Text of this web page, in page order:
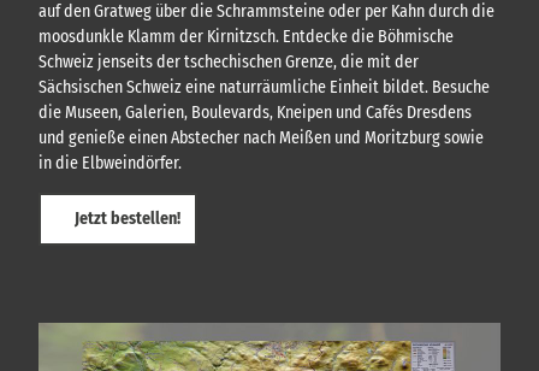
auf den Gratweg über die Schrammsteine oder per Kahn durch die
moosdunkle Klamm der Kirnitzsch. Entdecke die Böhmische
Schweiz jenseits der tschechischen Grenze, die mit der
Sächsischen Schweiz eine naturräumliche Einheit bildet. Besuche
die Museen, Galerien, Boulevards, Kneipen und Cafés Dresdens
und genieße einen Abstecher nach Meißen und Moritzburg sowie
in die Elbweindörfer.
Jetzt bestellen!